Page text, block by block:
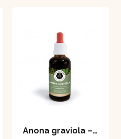
Anona graviola – extrakt 50 ml